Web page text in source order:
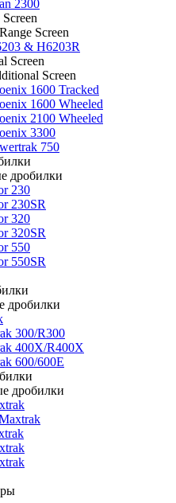
2300
Screen
& H6203R
Screen
Screen
1600 Tracked
1600 Wheeled
2100 Wheeled
3300
750
дробилки
230
230SR
320
320SR
550
550SR
дробилки
300/R300
400X/R400X
600/600E
дробилки